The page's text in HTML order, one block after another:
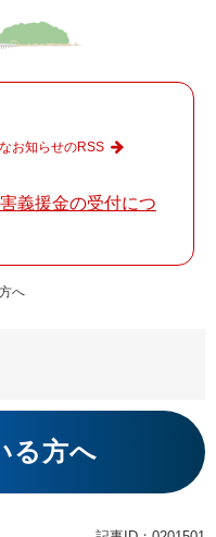
義援金の受付につ
お知らせのRSS
へ
る方へ